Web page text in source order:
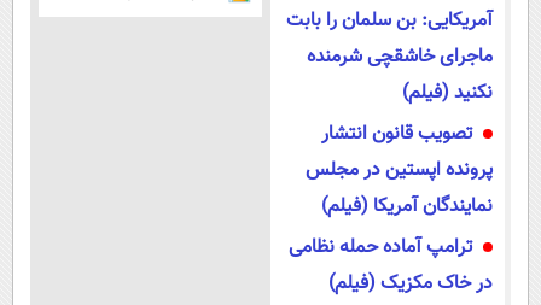
آمریکایی: بن سلمان را بابت
ماجرای خاشقچی شرمنده
نکنید (فیلم)
تصویب قانون انتشار
پرونده اپستین در مجلس
نمایندگان آمریکا (فیلم)
ترامپ آماده حمله نظامی
در خاک مکزیک (فیلم)